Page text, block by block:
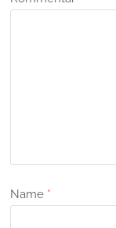
Name *